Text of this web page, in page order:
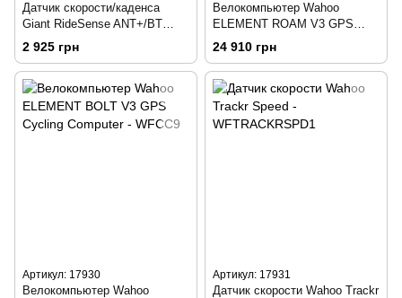
Датчик скорости/каденса
Giant RideSense ANT+/BT
интегр.
2 925 грн
Велокомпьютер Wahoo
ELEMENT ROAM V3 GPS
Cycling Computer - WFCC8
24 910 грн
Артикул: 17930
Велокомпьютер Wahoo
Артикул: 17931
Датчик скорости Wahoo Trackr